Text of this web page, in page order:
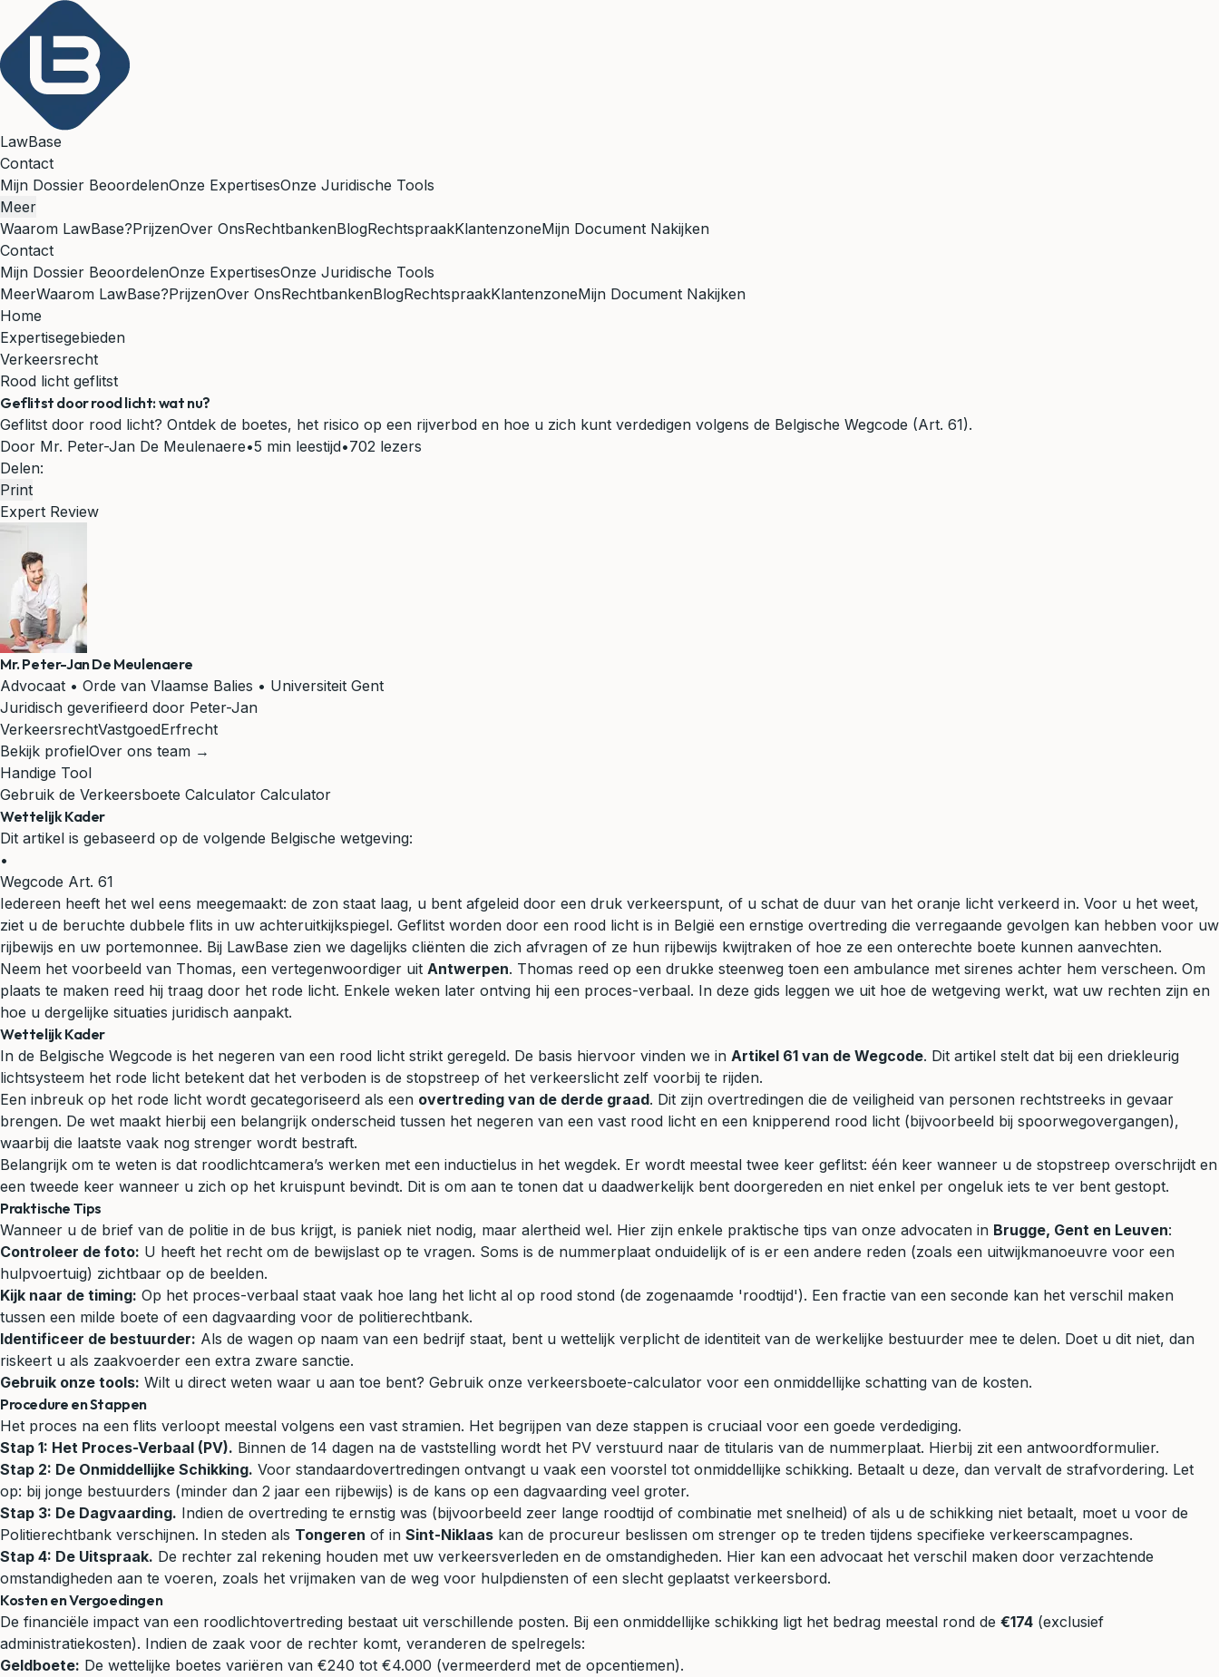
LawBase
Contact
Mijn Dossier BeoordelenOnze ExpertisesOnze Juridische Tools
Meer
Waarom LawBase?PrijzenOver OnsRechtbankenBlogRechtspraakKlantenzoneMijn Document Nakijken
Contact
Mijn Dossier BeoordelenOnze ExpertisesOnze Juridische Tools
MeerWaarom LawBase?PrijzenOver OnsRechtbankenBlogRechtspraakKlantenzoneMijn Document Nakijken
Home
Expertisegebieden
Verkeersrecht
Rood licht geflitst
Geflitst door rood licht: wat nu?
Geflitst door rood licht? Ontdek de boetes, het risico op een rijverbod en hoe u zich kunt verdedigen volgens de Belgische Wegcode (Art. 61).
Door Mr. Peter-Jan De Meulenaere•5 min leestijd•702 lezers
Delen:
Print
Expert Review
Mr. Peter-Jan De Meulenaere
Advocaat • Orde van Vlaamse Balies • Universiteit Gent
Juridisch geverifieerd door Peter-Jan
VerkeersrechtVastgoedErfrecht
Bekijk profielOver ons team →
Handige Tool
Gebruik de Verkeersboete Calculator Calculator
Wettelijk Kader
Dit artikel is gebaseerd op de volgende Belgische wetgeving:
•
Wegcode Art. 61
Iedereen heeft het wel eens meegemaakt: de zon staat laag, u bent afgeleid door een druk verkeerspunt, of u schat de duur van het oranje licht verkeerd in. Voor u het weet,
ziet u de beruchte dubbele flits in uw achteruitkijkspiegel. Geflitst worden door een rood licht is in België een ernstige overtreding die verregaande gevolgen kan hebben voor uw
rijbewijs en uw portemonnee. Bij LawBase zien we dagelijks cliënten die zich afvragen of ze hun rijbewijs kwijtraken of hoe ze een onterechte boete kunnen aanvechten.
Neem het voorbeeld van Thomas, een vertegenwoordiger uit Antwerpen. Thomas reed op een drukke steenweg toen een ambulance met sirenes achter hem verscheen. Om
plaats te maken reed hij traag door het rode licht. Enkele weken later ontving hij een proces-verbaal. In deze gids leggen we uit hoe de wetgeving werkt, wat uw rechten zijn en
hoe u dergelijke situaties juridisch aanpakt.
Wettelijk Kader
In de Belgische Wegcode is het negeren van een rood licht strikt geregeld. De basis hiervoor vinden we in Artikel 61 van de Wegcode. Dit artikel stelt dat bij een driekleurig
lichtsysteem het rode licht betekent dat het verboden is de stopstreep of het verkeerslicht zelf voorbij te rijden.
Een inbreuk op het rode licht wordt gecategoriseerd als een overtreding van de derde graad. Dit zijn overtredingen die de veiligheid van personen rechtstreeks in gevaar
brengen. De wet maakt hierbij een belangrijk onderscheid tussen het negeren van een vast rood licht en een knipperend rood licht (bijvoorbeeld bij spoorwegovergangen),
waarbij die laatste vaak nog strenger wordt bestraft.
Belangrijk om te weten is dat roodlichtcamera’s werken met een inductielus in het wegdek. Er wordt meestal twee keer geflitst: één keer wanneer u de stopstreep overschrijdt en
een tweede keer wanneer u zich op het kruispunt bevindt. Dit is om aan te tonen dat u daadwerkelijk bent doorgereden en niet enkel per ongeluk iets te ver bent gestopt.
Praktische Tips
Wanneer u de brief van de politie in de bus krijgt, is paniek niet nodig, maar alertheid wel. Hier zijn enkele praktische tips van onze advocaten in Brugge, Gent en Leuven:
Controleer de foto: U heeft het recht om de bewijslast op te vragen. Soms is de nummerplaat onduidelijk of is er een andere reden (zoals een uitwijkmanoeuvre voor een
hulpvoertuig) zichtbaar op de beelden.
Kijk naar de timing: Op het proces-verbaal staat vaak hoe lang het licht al op rood stond (de zogenaamde 'roodtijd'). Een fractie van een seconde kan het verschil maken
tussen een milde boete of een dagvaarding voor de politierechtbank.
Identificeer de bestuurder: Als de wagen op naam van een bedrijf staat, bent u wettelijk verplicht de identiteit van de werkelijke bestuurder mee te delen. Doet u dit niet, dan
riskeert u als zaakvoerder een extra zware sanctie.
Gebruik onze tools: Wilt u direct weten waar u aan toe bent? Gebruik onze verkeersboete-calculator voor een onmiddellijke schatting van de kosten.
Procedure en Stappen
Het proces na een flits verloopt meestal volgens een vast stramien. Het begrijpen van deze stappen is cruciaal voor een goede verdediging.
Stap 1: Het Proces-Verbaal (PV). Binnen de 14 dagen na de vaststelling wordt het PV verstuurd naar de titularis van de nummerplaat. Hierbij zit een antwoordformulier.
Stap 2: De Onmiddellijke Schikking. Voor standaardovertredingen ontvangt u vaak een voorstel tot onmiddellijke schikking. Betaalt u deze, dan vervalt de strafvordering. Let
op: bij jonge bestuurders (minder dan 2 jaar een rijbewijs) is de kans op een dagvaarding veel groter.
Stap 3: De Dagvaarding. Indien de overtreding te ernstig was (bijvoorbeeld zeer lange roodtijd of combinatie met snelheid) of als u de schikking niet betaalt, moet u voor de
Politierechtbank verschijnen. In steden als Tongeren of in Sint-Niklaas kan de procureur beslissen om strenger op te treden tijdens specifieke verkeerscampagnes.
Stap 4: De Uitspraak. De rechter zal rekening houden met uw verkeersverleden en de omstandigheden. Hier kan een advocaat het verschil maken door verzachtende
omstandigheden aan te voeren, zoals het vrijmaken van de weg voor hulpdiensten of een slecht geplaatst verkeersbord.
Kosten en Vergoedingen
De financiële impact van een roodlichtovertreding bestaat uit verschillende posten. Bij een onmiddellijke schikking ligt het bedrag meestal rond de €174 (exclusief
administratiekosten). Indien de zaak voor de rechter komt, veranderen de spelregels:
Geldboete: De wettelijke boetes variëren van €240 tot €4.000 (vermeerderd met de opcentiemen).